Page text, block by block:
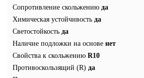
Сопротивление скольжению да
Химическая устойчивость да
Светостойкость да
Наличие подложки на основе нет
Свойства к скольжению R10
Противоскользящий (R) да